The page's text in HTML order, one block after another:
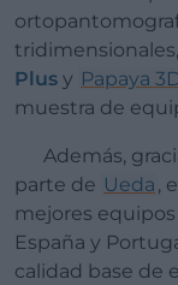
Plus y Papaya
muestra de
Además, gracias a su distribución exclusiva por
parte de Ueda ,
mejores
España y
calidad base de